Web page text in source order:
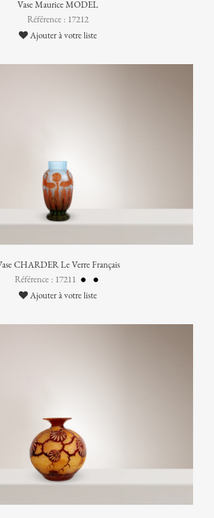
Vase Maurice MODEL
Référence : 17212
Ajouter à votre liste
CHARDER Le Verre Français
Référence : 17211
Ajouter à votre liste